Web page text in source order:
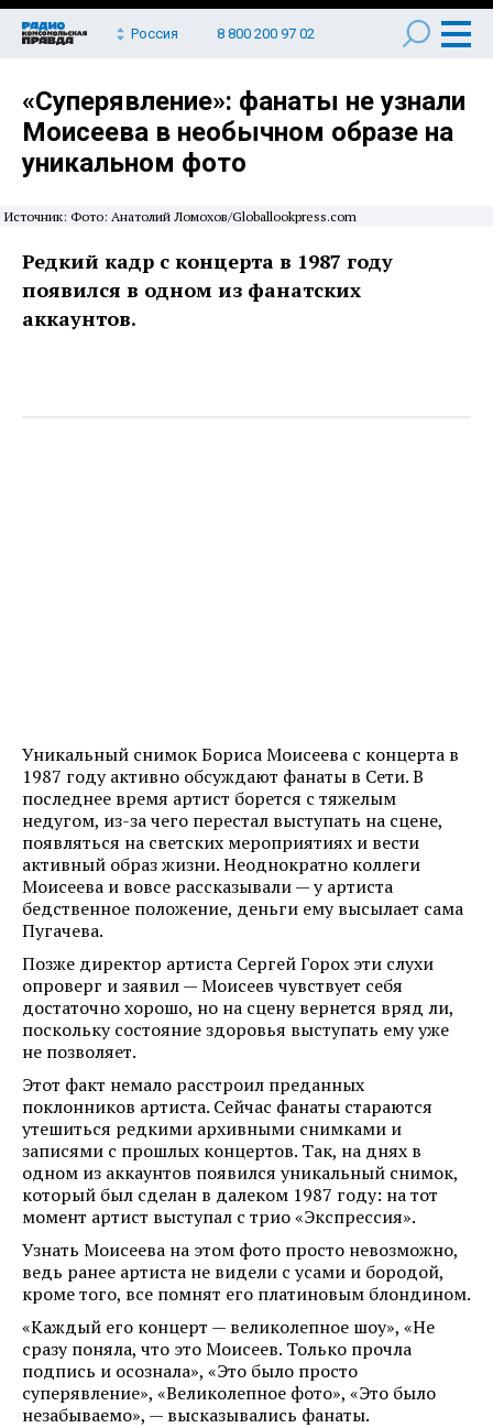
Россия 8 800 200 97 02
«Суперявление»: фанаты не узнали
Моисеева в необычном образе на
уникальном фото
Источник: Фото: Анатолий Ломохов/Globallookpress.com
Редкий кадр с концерта в 1987 году
появился в одном из фанатских
аккаунтов.
Уникальный снимок Бориса Моисеева с концерта в
1987 году активно обсуждают фанаты в Сети. В
последнее время артист борется с тяжелым
недугом, из-за чего перестал выступать на сцене,
появляться на светских мероприятиях и вести
активный образ жизни. Неоднократно коллеги
Моисеева и вовсе рассказывали — у артиста
бедственное положение, деньги ему высылает сама
Пугачева.
Позже директор артиста Сергей Горох эти слухи
опроверг и заявил — Моисеев чувствует себя
достаточно хорошо, но на сцену вернется вряд ли,
поскольку состояние здоровья выступать ему уже
не позволяет.
Этот факт немало расстроил преданных
поклонников артиста. Сейчас фанаты стараются
утешиться редкими архивными снимками и
записями с прошлых концертов. Так, на днях в
одном из аккаунтов появился уникальный снимок,
который был сделан в далеком 1987 году: на тот
момент артист выступал с трио «Экспрессия».
Узнать Моисеева на этом фото просто невозможно,
ведь ранее артиста не видели с усами и бородой,
кроме того, все помнят его платиновым блондином.
«Каждый его концерт — великолепное шоу», «Не
сразу поняла, что это Моисеев. Только прочла
подпись и осознала», «Это было просто
суперявление», «Великолепное фото», «Это было
незабываемо», — высказывались фанаты.